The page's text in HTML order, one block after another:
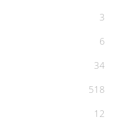
3
6
34
518
12